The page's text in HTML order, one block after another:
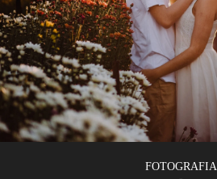
FOTOGRAFIA